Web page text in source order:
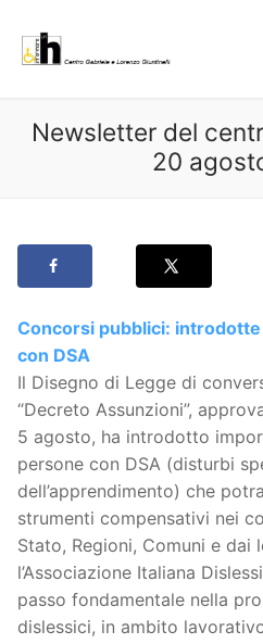
contenuto
Newsletter del
20
Concorsi pubblici:
con DSA
Il Disegno di Legge di
“Decreto Assunzioni”,
5 agosto, ha introdotto
persone con DSA (disturbi
dell’apprendimento) che
strumenti compensativi nei
Stato, Regioni, Comuni e dai
l’Associazione Italiana
passo fondamentale nella
dislessici, in ambito